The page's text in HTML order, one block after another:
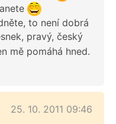
to není dobrá
pravý, český
mě pomáhá hned.
25. 10. 2011 09:46